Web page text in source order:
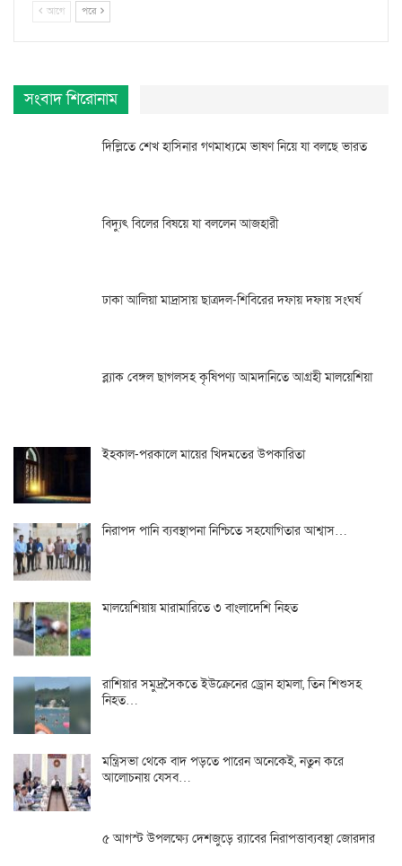
আগে পরে
সংবাদ শিরোনাম
দিল্লিতে শেখ হাসিনার গণমাধ্যমে ভাষণ নিয়ে যা বলছে ভারত
বিদ্যুৎ বিলের বিষয়ে যা বললেন আজহারী
ঢাকা আলিয়া মাদ্রাসায় ছাত্রদল-শিবিরের দফায় দফায় সংঘর্ষ
ব্ল্যাক বেঙ্গল ছাগলসহ কৃষিপণ্য আমদানিতে আগ্রহী মালয়েশিয়া
ইহকাল-পরকালে মায়ের খিদমতের উপকারিতা
নিরাপদ পানি ব্যবস্থাপনা নিশ্চিতে সহযোগিতার আশ্বাস…
মালয়েশিয়ায় মারামারিতে ৩ বাংলাদেশি নিহত
রাশিয়ার সমুদ্রসৈকতে ইউক্রেনের ড্রোন হামলা, তিন শিশুসহ
নিহত…
মন্ত্রিসভা থেকে বাদ পড়তে পারেন অনেকেই, নতুন করে
আলোচনায় যেসব…
৫ আগস্ট উপলক্ষ্যে দেশজুড়ে র‌্যাবের নিরাপত্তাব্যবস্থা জোরদার